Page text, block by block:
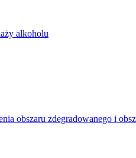
alkoholu
obszaru zdegradowanego i